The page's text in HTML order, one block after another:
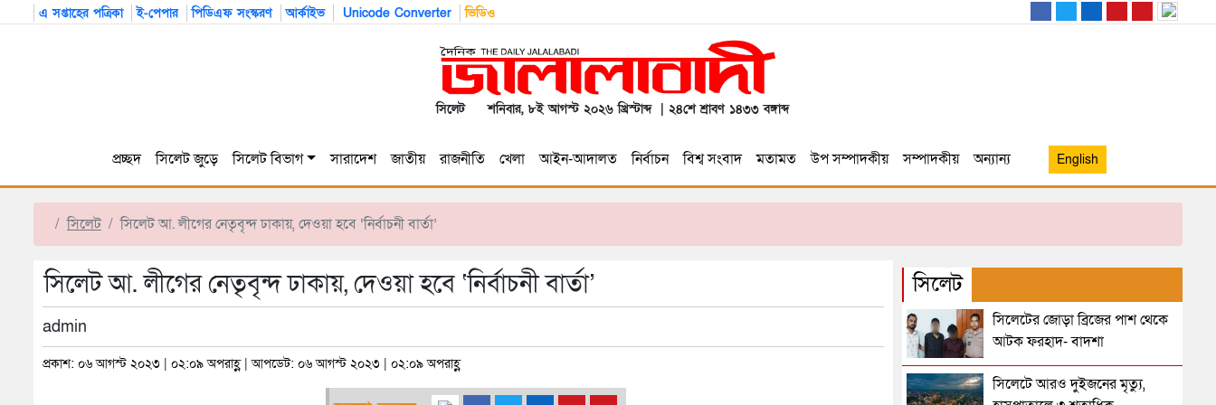
এ সপ্তাহের পত্রিকা ই-পেপার পিডিএফ সংস্করণ আর্কাইভ Unicode Converter ভিডিও
সিলেট শনিবার, ৮ই আগস্ট ২০২৬ খ্রিস্টাব্দ | ২৪শে শ্রাবণ ১৪৩৩ বঙ্গাব্দ
প্রচ্ছদ সিলেট জুড়ে সিলেট বিভাগ সারাদেশ জাতীয় রাজনীতি খেলা আইন-আদালত নির্বাচন বিশ্ব সংবাদ মতামত উপ সম্পাদকীয় সম্পাদকীয় অন্যান্য English
সিলেট সিলেট আ. লীগের নেতৃবৃন্দ ঢাকায়, দেওয়া হবে ‘নির্বাচনী বার্তা’
সিলেট আ. লীগের নেতৃবৃন্দ ঢাকায়, দেওয়া হবে ‘নির্বাচনী বার্তা’
admin
প্রকাশ: ০৬ আগস্ট ২০২৩ | ০২:০৯ অপরাহ্ণ | আপডেট: ০৬ আগস্ট ২০২৩ | ০২:০৯ অপরাহ্ণ
সিলেট
সিলেটের জোড়া ব্রিজের পাশ থেকে
আটক ফরহাদ- বাদশা
সিলেটে আরও দুইজনের মৃত্যু,